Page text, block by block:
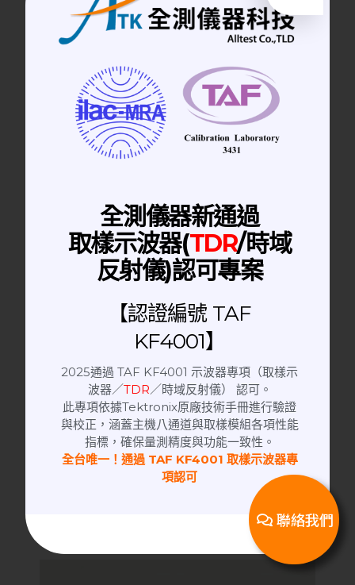
RF Adapter | 高頻轉接頭
18 GHz│RA-SMA(F)-SMA(F) RF
Adapter 高頻轉接頭
RF Adapter | 高頻轉接頭
40 GHz│2.92-KFKG RF Adapter 高頻
轉接頭
全測儀器新通過
取樣示波器(TDR/時域
反射儀)認可專案
【認證編號 TAF
KF4001】
2025通過 TAF KF4001 示波器專項（取樣示
波器／TDR／時域反射儀） 認可。
此專項依據Tektronix原廠技術手冊進行驗證
與校正，涵蓋主機八通道與取樣模組各項性能
指標，確保量測精度與功能一致性。
全台唯一！通過 TAF KF4001 取樣示波器專
項認可
聯絡我們